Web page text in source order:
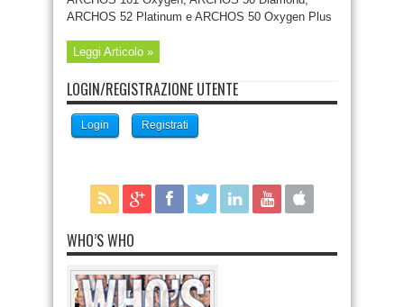
ARCHOS 52 Platinum e ARCHOS 50 Oxygen Plus
Leggi Articolo »
LOGIN/REGISTRAZIONE UTENTE
Login Registrati
WHO’S WHO